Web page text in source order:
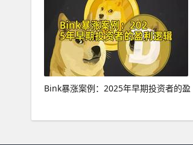
Bink暴涨案例：2025年早期投资者的盈